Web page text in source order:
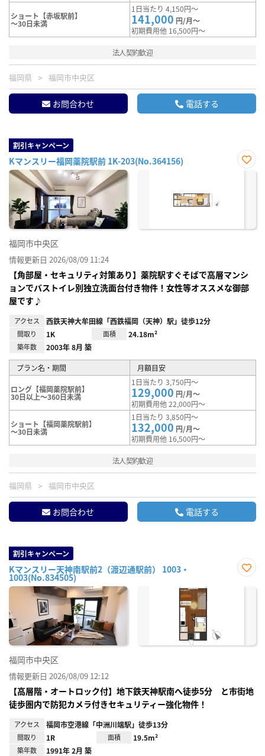
ショート【赤坂駅前】
～30日未満
1日当たり 4,150円～
141,000 円/月～
初期費用他 16,500円～
法人契約歓迎
福岡県 福岡市中央区
お問合わせ 電話する
割引キャンペーン
Kマンスリー福岡薬院駅前 1K-203(No.364156)
お気
福岡市中央区
情報更新日 2026/08/09 11:24
【角部屋・セキュリティ対策あり】薬院駅すぐそばで高層マンシ
ョンでバストイレ別独立洗面台付き物件！女性等オススメな御部
屋です♪
アクセス 西鉄天神大牟田線「西鉄福岡（天神）駅」徒歩12分
間取り 1K 面積 24.18m²
築年数 2003年 8月 築
プラン名・期間 月額目安
ロング【福岡薬院駅前】
30日以上～360日未満
1日当たり 3,750円～
129,000 円/月～
初期費用他 22,000円～
ショート【福岡薬院駅前】
～30日未満
1日当たり 3,850円～
132,000 円/月～
初期費用他 16,500円～
法人契約歓迎
福岡県 福岡市中央区
お問合わせ 電話する
割引キャンペーン
Kマンスリー天神南駅前2（渡辺通駅前） 1003・
1003(No.834505)
に入
福岡市中央区
情報更新日 2026/08/09 12:12
【高層階・オートロック付】地下鉄天神駅南へ徒歩5分 と市街地
徒歩圏内で防犯カメラ付きセキュリティー強化物件！
アクセス 福岡市空港線「中洲川端駅」徒歩13分
間取り 1R 面積 19.5m²
築年数 1991年 2月 築